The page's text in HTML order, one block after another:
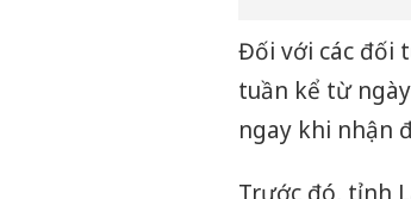
Đối với các đối
tuần kể từ
ngay khi nhận